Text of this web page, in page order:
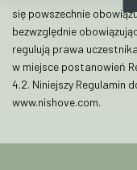
się powszechnie
bezwzględnie
regulują prawa
w miejsce postanowień
4.2. Niniejszy Regulamin
www.nishove.com.